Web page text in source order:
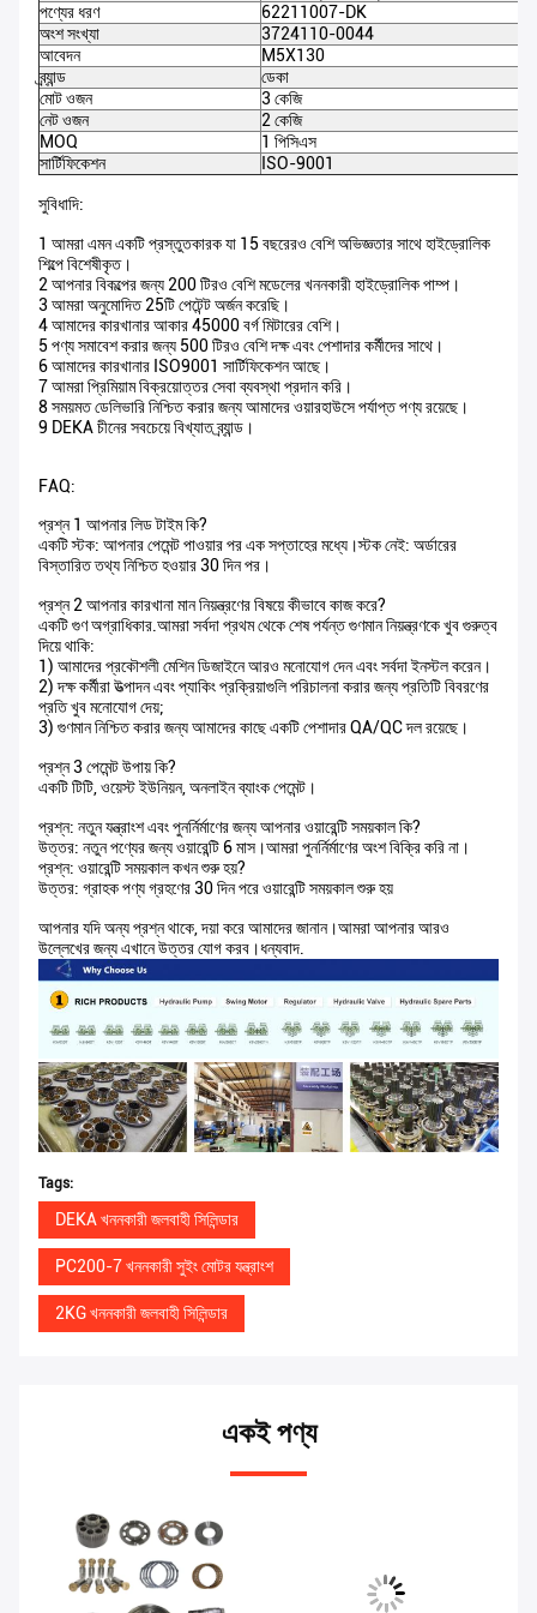
পণ্যের ধরণ
62211007-DK
অংশ সংখ্যা
3724110-0044
আবেদন
M5X130
ব্র্যান্ড
ডেকা
মোট ওজন
3 কেজি
নেট ওজন
2 কেজি
MOQ
1 পিসিএস
সার্টিফিকেশন
ISO-9001
সুবিধাদি:
1 আমরা এমন একটি প্রস্তুতকারক যা 15 বছরেরও বেশি অভিজ্ঞতার সাথে হাইড্রোলিক
শিল্পে বিশেষীকৃত।
2 আপনার বিকল্পের জন্য 200 টিরও বেশি মডেলের খননকারী হাইড্রোলিক পাম্প।
3 আমরা অনুমোদিত 25টি পেটেন্ট অর্জন করেছি।
4 আমাদের কারখানার আকার 45000 বর্গ মিটারের বেশি।
5 পণ্য সমাবেশ করার জন্য 500 টিরও বেশি দক্ষ এবং পেশাদার কর্মীদের সাথে।
6 আমাদের কারখানার ISO9001 সার্টিফিকেশন আছে।
7 আমরা প্রিমিয়াম বিক্রয়োত্তর সেবা ব্যবস্থা প্রদান করি।
8 সময়মত ডেলিভারি নিশ্চিত করার জন্য আমাদের ওয়ারহাউসে পর্যাপ্ত পণ্য রয়েছে।
9 DEKA চীনের সবচেয়ে বিখ্যাত ব্র্যান্ড।
FAQ:
প্রশ্ন 1 আপনার লিড টাইম কি?
একটি স্টক: আপনার পেমেন্ট পাওয়ার পর এক সপ্তাহের মধ্যে।স্টক নেই: অর্ডারের
বিস্তারিত তথ্য নিশ্চিত হওয়ার 30 দিন পর।
প্রশ্ন 2 আপনার কারখানা মান নিয়ন্ত্রণের বিষয়ে কীভাবে কাজ করে?
একটি গুণ অগ্রাধিকার.আমরা সর্বদা প্রথম থেকে শেষ পর্যন্ত গুণমান নিয়ন্ত্রণকে খুব গুরুত্ব
দিয়ে থাকি:
1) আমাদের প্রকৌশলী মেশিন ডিজাইনে আরও মনোযোগ দেন এবং সর্বদা ইনস্টল করেন।
2) দক্ষ কর্মীরা উত্পাদন এবং প্যাকিং প্রক্রিয়াগুলি পরিচালনা করার জন্য প্রতিটি বিবরণের
প্রতি খুব মনোযোগ দেয়;
3) গুণমান নিশ্চিত করার জন্য আমাদের কাছে একটি পেশাদার QA/QC দল রয়েছে।
প্রশ্ন 3 পেমেন্ট উপায় কি?
একটি টিটি, ওয়েস্ট ইউনিয়ন, অনলাইন ব্যাংক পেমেন্ট।
প্রশ্ন: নতুন যন্ত্রাংশ এবং পুনর্নির্মাণের জন্য আপনার ওয়ারেন্টি সময়কাল কি?
উত্তর: নতুন পণ্যের জন্য ওয়ারেন্টি 6 মাস।আমরা পুনর্নির্মাণের অংশ বিক্রি করি না।
প্রশ্ন: ওয়ারেন্টি সময়কাল কখন শুরু হয়?
উত্তর: গ্রাহক পণ্য গ্রহণের 30 দিন পরে ওয়ারেন্টি সময়কাল শুরু হয়
আপনার যদি অন্য প্রশ্ন থাকে, দয়া করে আমাদের জানান।আমরা আপনার আরও
উল্লেখের জন্য এখানে উত্তর যোগ করব।ধন্যবাদ.
Tags:
DEKA খননকারী জলবাহী সিলিন্ডার
PC200-7 খননকারী সুইং মোটর যন্ত্রাংশ
2KG খননকারী জলবাহী সিলিন্ডার
একই পণ্য